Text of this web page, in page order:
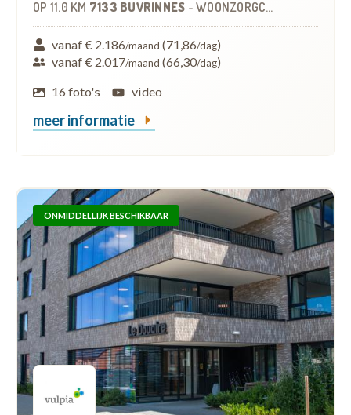
OP 11.0 KM 7133 BUVRINNES - WOONZORGCENTRUM (WZC)
vanaf € 2.186/maand (71,86/dag)
vanaf € 2.017/maand (66,30/dag)
16 foto's
video
meer informatie
ONMIDDELLIJK BESCHIKBAAR